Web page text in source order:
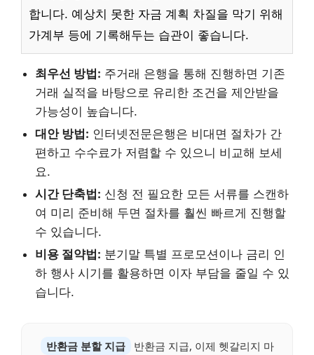
합니다. 예상치 못한 자금 계획 차질을 막기 위해
가계부 등에 기록해두는 습관이 좋습니다.
최우선 방법: 주거래 은행을 통해 진행하면 기존
거래 실적을 바탕으로 유리한 조건을 제안받을
가능성이 높습니다.
대안 방법: 인터넷전문은행은 비대면 절차가 간
편하고 수수료가 저렴할 수 있으니 비교해 보세
요.
시간 단축법: 신청 전 필요한 모든 서류를 스캔하
여 미리 준비해 두면 절차를 훨씬 빠르게 진행할
수 있습니다.
비용 절약법: 분기말 특별 프로모션이나 금리 인
하 행사 시기를 활용하면 이자 부담을 줄일 수 있
습니다.
반환금 분할 지급
반환금 지급, 이제 헷갈리지 마